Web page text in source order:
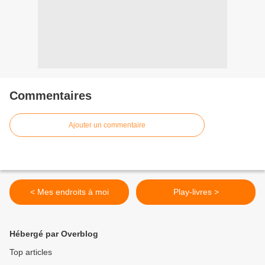
Commentaires
Ajouter un commentaire
< Mes endroits à moi Play-livres >
Hébergé par Overblog
Top articles